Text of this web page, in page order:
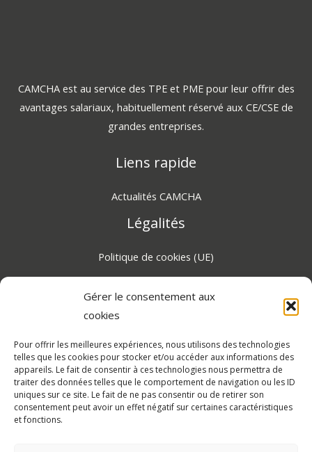
Gérer le consentement aux
cookies
Pour offrir les meilleures expériences, nous utilisons des technologies
telles que les cookies pour stocker et/ou accéder aux informations des
appareils. Le fait de consentir à ces technologies nous permettra de
traiter des données telles que le comportement de navigation ou les ID
uniques sur ce site. Le fait de ne pas consentir ou de retirer son
consentement peut avoir un effet négatif sur certaines caractéristiques
et fonctions.
CAMCHA est au service des TPE et PME pour leur offrir des
avantages salariaux, habituellement réservé aux CE/CSE de
grandes entreprises.
Liens rapide
Actualités CAMCHA
Légalités
Politique de cookies (UE)
Certifié RGPD 2026, protection des données
Dialoguons !
Retrouvez-nous sur les réseaux sociaux et partagez vos
experiences avec CAMCHA.